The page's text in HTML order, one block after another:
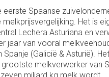
eerste Spaanse
Het is
Lechera Asturiana en
jaar van vooral
(Galicië & Asturië).
melkverwerker van
miljard kg melk wordt